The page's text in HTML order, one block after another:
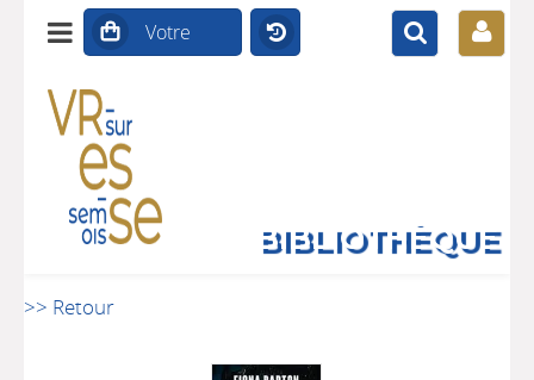
BIBLIOTHÈQUE
>> Retour